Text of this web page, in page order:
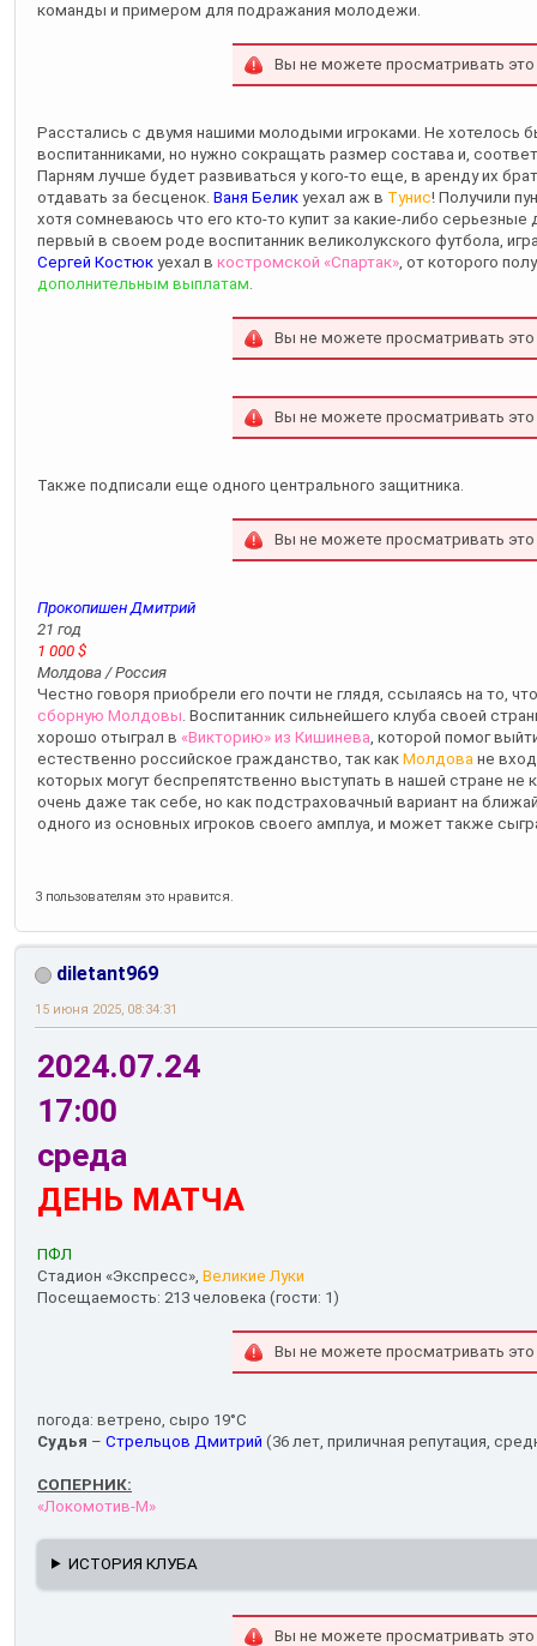
команды и примером для подражания молодежи.
Вы не можете просматривать
Расстались с двумя нашими молодыми игроками. Не
воспитанниками, но нужно сокращать размер состава и,
Парням лучше будет развиваться у кого-то еще, в аренду их
отдавать за бесценок. Ваня Белик уехал аж в Тунис! Получили
хотя сомневаюсь что его кто-то купит за какие-либо серьезные
первый в своем роде воспитанник великолукского футбола,
Сергей Костюк уехал в костромской «Спартак», от которого
дополнительным выплатам.
Вы не можете просматривать
Вы не можете просматривать
Также подписали еще одного центрального защитника.
Вы не можете просматривать
Прокопишен Дмитрий
21 год
1 000 $
Молдова / Россия
Честно говоря приобрели его почти не глядя, ссылаясь на то,
сборную Молдовы. Воспитанник сильнейшего клуба своей
хорошо отыграл в «Викторию» из Кишинева, которой помог
естественно российское гражданство, так как Молдова не
которых могут беспрепятственно выступать в нашей стране не
очень даже так себе, но как подстраховачный вариант на
одного из основных игроков своего амплуа, и может также
3 пользователям это нравится.
diletant969
15 июня 2025, 08:34:31
2024.07.24
17:00
среда
ДЕНЬ МАТЧА
ПФЛ
Стадион «Экспресс», Великие Луки
Посещаемость: 213 человека (гости: 1)
Вы не можете просматривать
погода: ветрено, сыро 19°С
Судья – Стрельцов Дмитрий (36 лет, приличная репутация,
СОПЕРНИК:
«Локомотив-М»
ИСТОРИЯ КЛУБА
Вы не можете просматривать